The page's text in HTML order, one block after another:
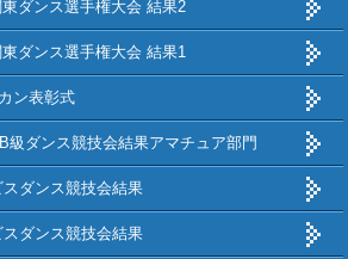
ダンス選手権大会 結果2
ダンス選手権大会 結果1
ン表彰式
級ダンス競技会結果アマチュア部門
ダンス競技会結果
ダンス競技会結果